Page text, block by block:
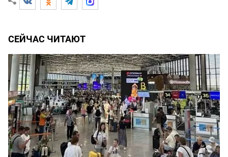
СЕЙЧАС ЧИТАЮТ